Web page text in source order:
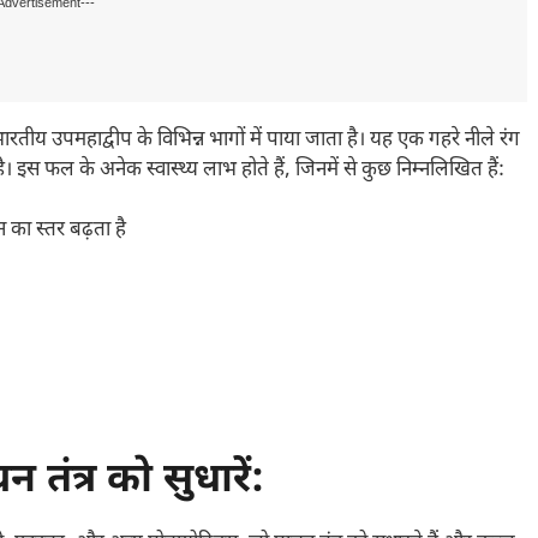
उपमहाद्वीप के विभिन्न भागों में पाया जाता है। यह एक गहरे नीले रंग
है। इस फल के अनेक स्वास्थ्य लाभ होते हैं, जिनमें से कुछ निम्नलिखित हैं:
का स्तर बढ़ता है
तंत्र को सुधारें: